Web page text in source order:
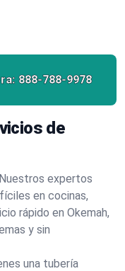
888-788-9978
de
Nuestros expertos
en cocinas,
rápido en Okemah,
y sin
una tubería